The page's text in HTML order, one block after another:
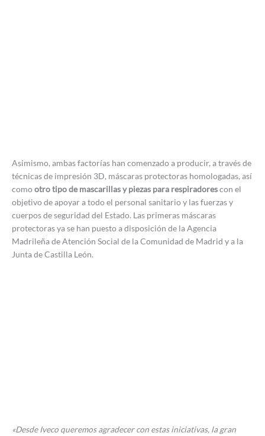
Asimismo, ambas factorías han comenzado a producir, a través de
técnicas de impresión 3D, máscaras protectoras homologadas, así
comootro tipo de mascarillas y piezas para respiradorescon el
objetivo de apoyar a todo el personal sanitario y las fuerzas y
cuerpos de seguridad del Estado. Las primeras máscaras
protectoras ya se han puesto a disposición de la Agencia
Madrileña de Atención Social de la Comunidad de Madrid y a la
Junta de Castilla León.
«Desde Iveco queremos agradecer con estas iniciativas, la gran